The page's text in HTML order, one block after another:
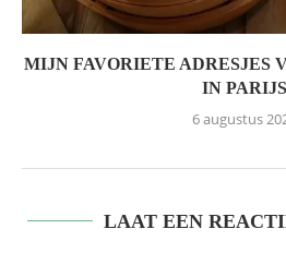
MIJN FAVORIETE ADRESJES
IN PARIJS
6 augustus
LAAT EEN